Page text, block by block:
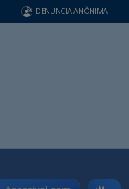
DENUNCIA ANÔNIMA